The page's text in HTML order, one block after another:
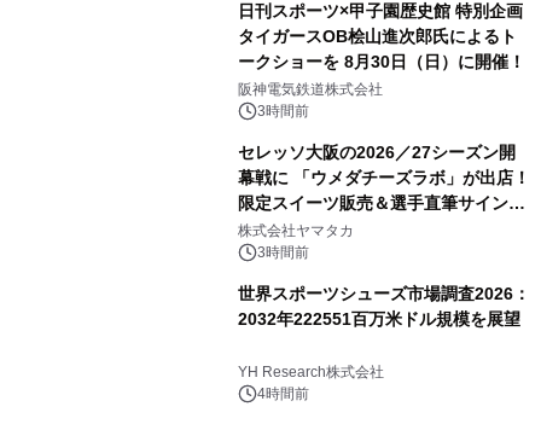
日刊スポーツ×甲子園歴史館 特別企画
タイガースOB桧山進次郎氏によるト
ークショーを 8月30日（日）に開催！
阪神電気鉄道株式会社
3時間前
セレッソ大阪の2026／27シーズン開
幕戦に 「ウメダチーズラボ」が出店！
限定スイーツ販売＆選手直筆サイング
ッズが当たる抽選会を 8月8日に開催
株式会社ヤマタカ
3時間前
世界スポーツシューズ市場調査2026：
2032年222551百万米ドル規模を展望
YH Research株式会社
4時間前